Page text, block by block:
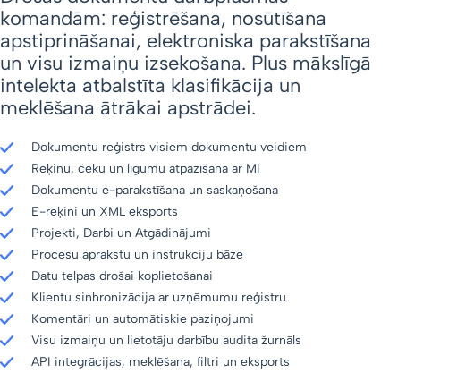
komandām: reģistrēšana, nosūtīšana
apstiprināšanai, elektroniska parakstīšana
un visu izmaiņu izsekošana. Plus mākslīgā
intelekta atbalstīta klasifikācija un
meklēšana ātrākai apstrādei.
Dokumentu reģistrs visiem dokumentu veidiem
Rēķinu, čeku un līgumu atpazīšana ar MI
Dokumentu e-parakstīšana un saskaņošana
E-rēķini un XML eksports
Projekti, Darbi un Atgādinājumi
Procesu aprakstu un instrukciju bāze
Datu telpas drošai koplietošanai
Klientu sinhronizācija ar uzņēmumu reģistru
Komentāri un automātiskie paziņojumi
Visu izmaiņu un lietotāju darbību audita žurnāls
API integrācijas, meklēšana, filtri un eksports